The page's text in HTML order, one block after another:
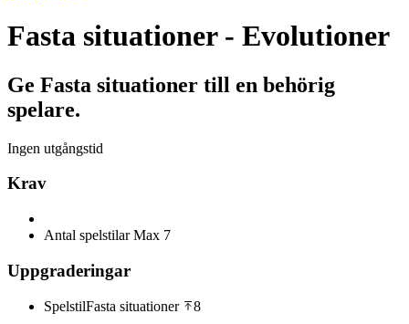
Fasta situationer - Evolutioner
Ge Fasta situationer till en behörig
spelare.
Ingen utgångstid
Krav
Antal spelstilarMax 7
Uppgraderingar
SpelstilFasta situationer 8